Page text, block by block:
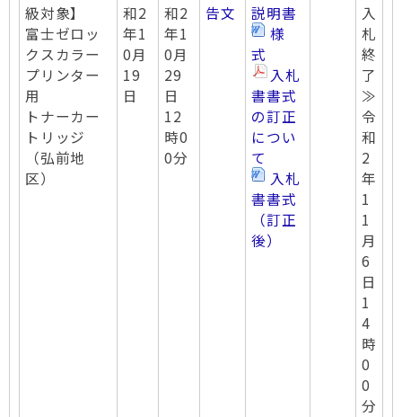
級対象】
富士ゼロッ
クスカラー
プリンター
用
トナーカー
トリッジ
（弘前地
区）
和2
年1
0月
19
日
和2
年1
0月
29
日
12
時0
0分
告文
説明書
様
式
入札
書書式
の訂正
につい
て
入札
書書式
（訂正
後）
入
札
終
了
≫
令
和
2
年
1
1
月
6
日
1
4
時
0
0
分